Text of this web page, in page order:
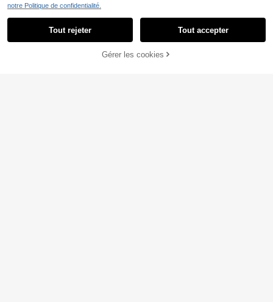
AJOUTER AU PANIER
notre Politique de confidentialité.
Tout rejeter Tout accepter
Gérer les cookies